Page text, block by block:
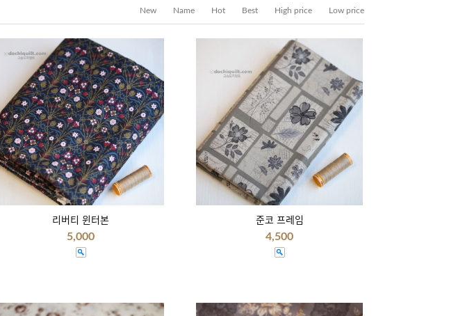
New Name Hot Best High price Low price
리버티 윈터본
5,000
준코 프레임
4,500